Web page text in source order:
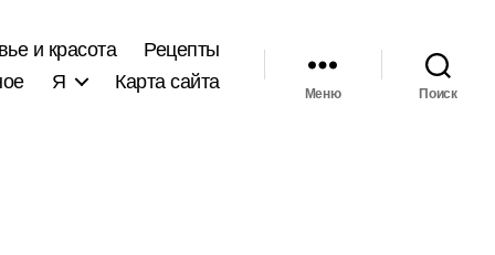
и красота
Рецепты
Я Карта сайта Меню Поиск